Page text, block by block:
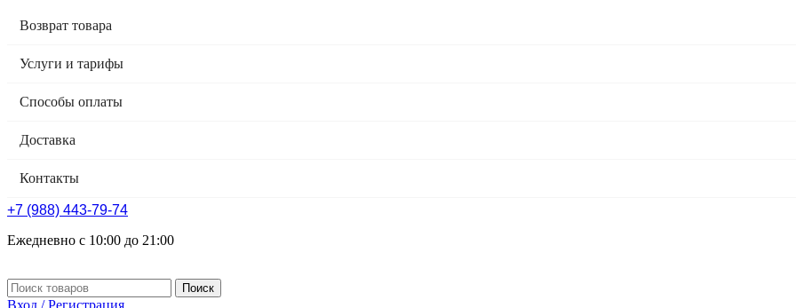
Возврат товара
Услуги и тарифы
Способы оплаты
Доставка
Контакты
+7 (988) 443-79-74
Ежедневно с 10:00 до 21:00
Поиск
Вход / Регистрация